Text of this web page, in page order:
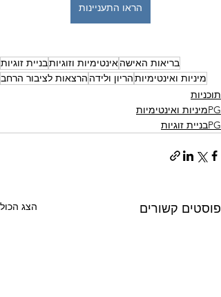
הראו התעניינות
בריאות האישהאינטימיות וזוגיותבניית זוגיות
מיניות ואינטימיותהריון ולידה הרצאות לציבור הרחב
תוכניות
PGמיניות ואינטימיות
PGבניית זוגיות
פוסטים קשורים הצג הכול